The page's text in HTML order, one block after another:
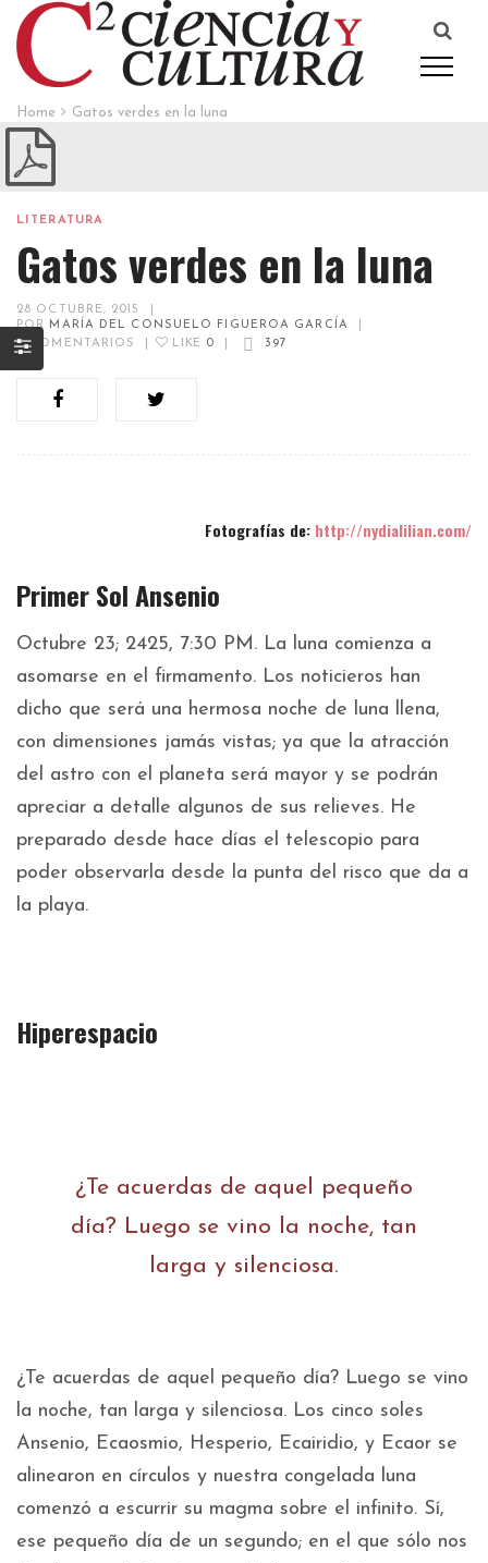
Home Gatos verdes en la luna
LITERATURA
Gatos verdes en la luna
28 OCTUBRE, 2015
POR
MARÍA DEL CONSUELO FIGUEROA GARCÍA
0COMENTARIOS LIKE 0 397
Fotografías de: http://nydialilian.com/
Primer Sol Ansenio
Octubre 23; 2425, 7:30 PM. La luna comienza a
asomarse en el firmamento. Los noticieros han
dicho que será una hermosa noche de luna llena,
con dimensiones jamás vistas; ya que la atracción
del astro con el planeta será mayor y se podrán
apreciar a detalle algunos de sus relieves. He
preparado desde hace días el telescopio para
poder observarla desde la punta del risco que da a
la playa.
Hiperespacio
¿Te acuerdas de aquel pequeño
día? Luego se vino la noche, tan
larga y silenciosa.
¿Te acuerdas de aquel pequeño día? Luego se vino
la noche, tan larga y silenciosa. Los cinco soles
Ansenio, Ecaosmio, Hesperio, Ecairidio, y Ecaor se
alinearon en círculos y nuestra congelada luna
comenzó a escurrir su magma sobre el infinito. Sí,
ese pequeño día de un segundo; en el que sólo nos